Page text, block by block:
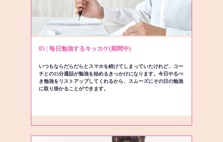
05 | 毎日勉強するキッカケ(期間中)
いつもならだらだらとスマホを続けてしまっていたけれど、コー
チとの15分通話が勉強を始めるきっかけになります。今日やるべ
き勉強をリストアップしてくれるから、スムーズにその日の勉強
に取り掛かることができます。